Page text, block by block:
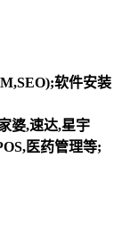
软件安装
婆,速达,星宇
医药管理等;